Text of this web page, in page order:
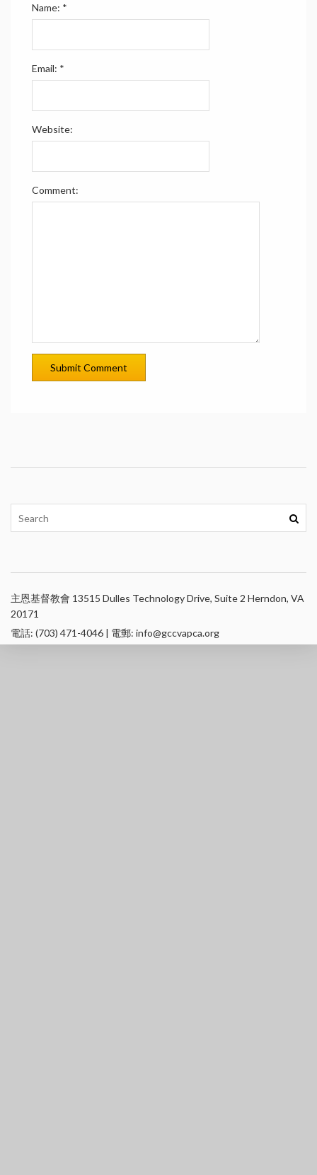
Name: *
Email: *
Website:
Comment:
主恩基督教會 13515 Dulles Technology Drive, Suite 2 Herndon, VA
20171
電話: (703) 471-4046 | 電郵: info@gccvapca.org